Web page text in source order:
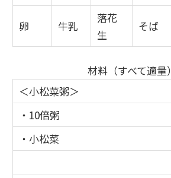
卵 牛乳
落花
生
そば
材料（すべて適量）
＜小松菜粥＞
・10倍粥
・小松菜